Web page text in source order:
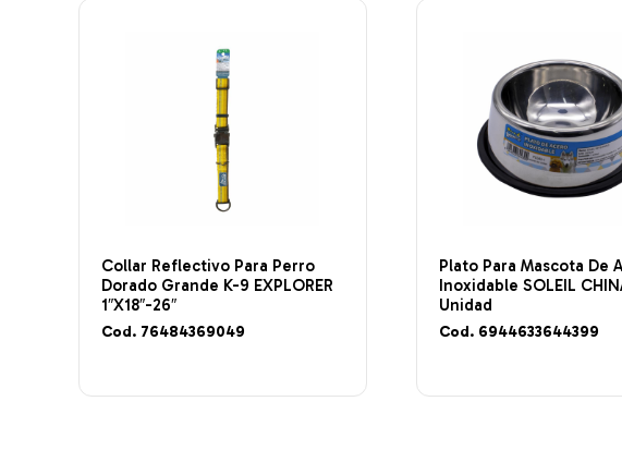
Collar Reflectivo Para Perro
Dorado Grande K-9 EXPLORER
1″X18″-26″
Cod. 76484369049
Plato Para Mascota De
Inoxidable SOLEIL
Unidad
Cod. 6944633644399